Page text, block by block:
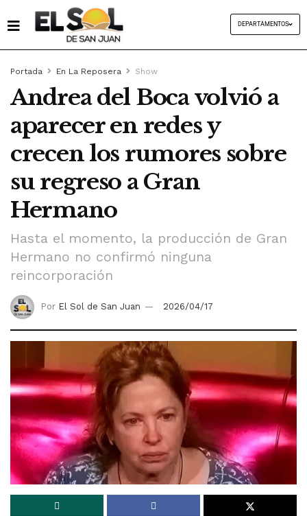
DEPARTAMENTOS
Portada En La Reposera Show
Andrea del Boca volvió a
aparecer en redes y
crecen los rumores sobre
su regreso a Gran
Hermano
Hasta el momento, la producción de Gran
Hermano no confirmó ninguna
reincorporación
Por El Sol de San Juan 2026/04/17